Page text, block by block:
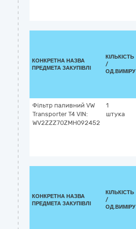
КОНКРЕТНА НАЗВА
ПРЕДМЕТА ЗАКУПІВЛІ
КІЛЬКІСТЬ
/
ОД.ВИМІРУ
Фільтр паливний VW
Transporter T4 VIN:
WV2ZZZ70ZMH092452
1
штука
КОНКРЕТНА НАЗВА
ПРЕДМЕТА ЗАКУПІВЛІ
КІЛЬКІСТЬ
/
ОД.ВИМІРУ